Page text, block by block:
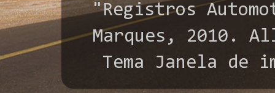
"Registros
Marques, 2010.
Tema Janela de